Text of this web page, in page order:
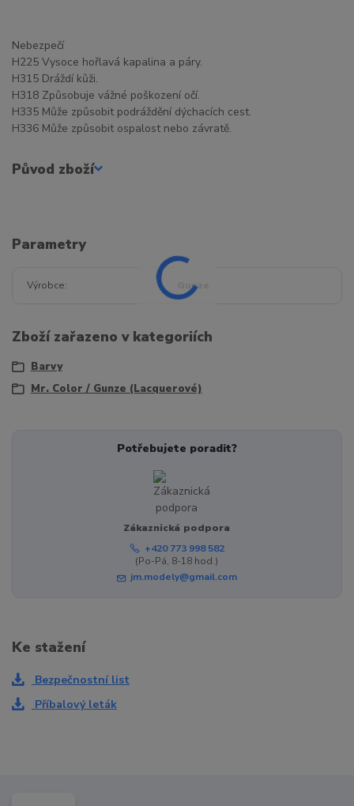
Nebezpečí
H225 Vysoce hořlavá kapalina a páry.
H315 Dráždí kůži.
H318 Způsobuje vážné poškození očí.
H335 Může způsobit podráždění dýchacích cest.
H336 Může způsobit ospalost nebo závratě.
Původ zboží
Parametry
Výrobce Gunze
Zboží zařazeno v kategoriích
Barvy
Mr. Color / Gunze (Lacquerové)
Potřebujete poradit?
Zákaznická podpora
+420 773 998 582
(Po-Pá, 8-18 hod.)
jm.modely@gmail.com
Ke stažení
Bezpečnostní list
Příbalový leták